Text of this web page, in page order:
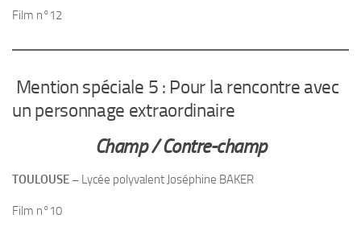
Film n°12
Mention spéciale 5 : Pour la rencontre avec
un personnage extraordinaire
Champ / Contre-champ
TOULOUSE – Lycée polyvalent Joséphine BAKER
Film n°10